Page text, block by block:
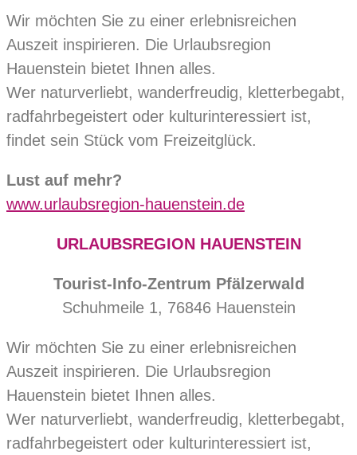
Wir möchten Sie zu einer erlebnisreichen
Auszeit inspirieren. Die Urlaubsregion
Hauenstein bietet Ihnen alles.
Wer naturverliebt, wanderfreudig, kletterbegabt,
radfahrbegeistert oder kulturinteressiert ist,
findet sein Stück vom Freizeitglück.
Lust auf mehr?
www.urlaubsregion-hauenstein.de
URLAUBSREGION HAUENSTEIN
Tourist-Info-Zentrum Pfälzerwald
Schuhmeile 1, 76846 Hauenstein
Wir möchten Sie zu einer erlebnisreichen
Auszeit inspirieren. Die Urlaubsregion
Hauenstein bietet Ihnen alles.
Wer naturverliebt, wanderfreudig, kletterbegabt,
radfahrbegeistert oder kulturinteressiert ist,